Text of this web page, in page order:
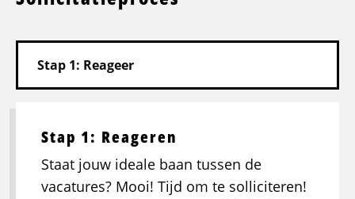
Stap 1: Reageren
Staat jouw ideale baan tussen de
vacatures? Mooi! Tijd om te solliciteren!